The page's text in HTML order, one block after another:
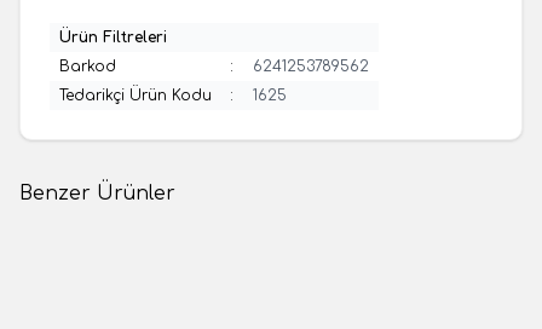
Ürün Filtreleri
Barkod
:
6241253789562
Tedarikçi Ürün Kodu
: 1625
Benzer Ürünler